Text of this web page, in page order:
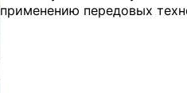
применению передовых